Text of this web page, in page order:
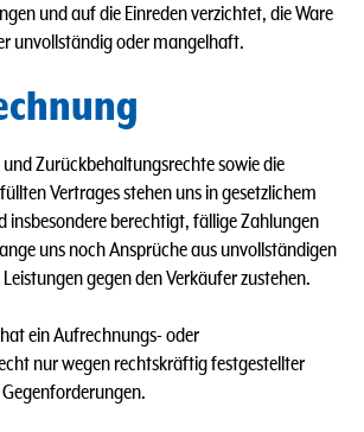
und auf die Einreden verzichtet, die Ware
unvollständig oder mangelhaft.
und Zurückbehaltungsrechte sowie die
Vertrages stehen uns in gesetzlichem
insbesondere berechtigt, fällige Zahlungen
uns noch Ansprüche aus unvollständigen
gegen den Verkäufer zustehen.
hat ein Aufrechnungs- oder
nur wegen rechtskräftig festgestellter